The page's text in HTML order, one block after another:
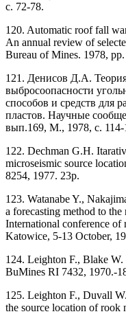
с. 72-78.
120. Automatic roof fall
An annual review of
Bureau of Mines. 1978,
121. Денисов Д.А.
выбросоопасности
способов и средств для
пластов. Научные
вып.169, М., 1978, с. 114-
122. Dechman G.H.
microseismic source
8254, 1977. 23p.
123. Watanabe Y.,
a forecasting method to
International conference of
Katowice, 5-13 October,
124. Leighton F., Blake W.
BuMines RI 7432, 1970.-
125. Leighton F., Duvall
the source location of rook